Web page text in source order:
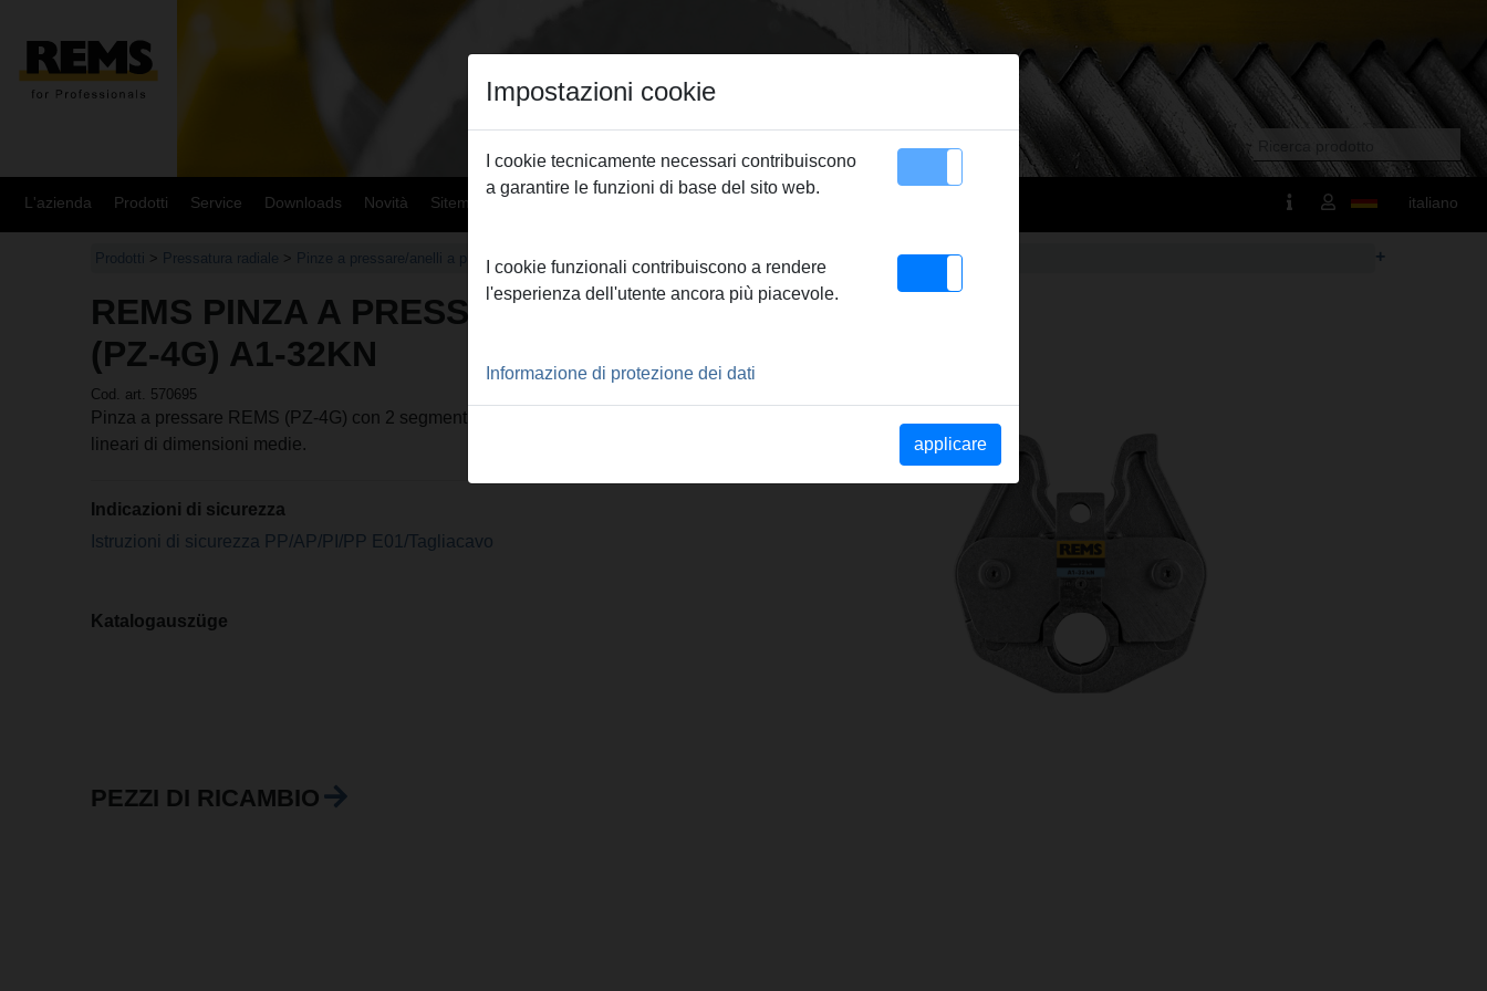
L'azienda Prodotti Service Downloads Novità Sitemap italiano
Prodotti > Pressatura radiale > Pinze a pressare/anelli a pressare REMS > REMS Pinza a pressare H 40 A +
REMS PINZA A PRESSARE H 40 A
(PZ-4G) A1-32KN
Cod. art. 570695
Pinza a pressare REMS (PZ-4G) con 2 segmenti mobili paralleli per pressature
lineari di dimensioni medie.
Indicazioni di sicurezza
Istruzioni di sicurezza PP/AP/PI/PP E01/Tagliacavo
Katalogauszüge
PEZZI DI RICAMBIO
Impostazioni cookie
I cookie tecnicamente necessari contribuiscono
a garantire le funzioni di base del sito web.
I cookie funzionali contribuiscono a rendere
l'esperienza dell'utente ancora più piacevole.
Informazione di protezione dei dati
applicare